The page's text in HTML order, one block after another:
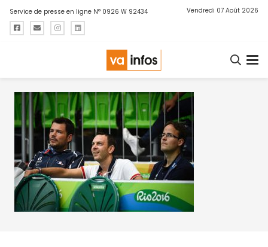
Service de presse en ligne N° 0926 W 92434 Vendredi 07 Août 2026